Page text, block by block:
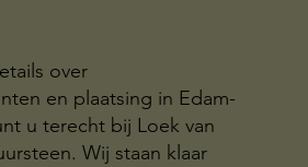
over
en plaatsing in Edam-
u terecht bij Loek van
Wij staan klaar